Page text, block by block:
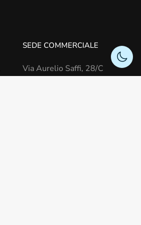
SEDE COMMERCIALE
Via Aurelio Saffi, 28/C